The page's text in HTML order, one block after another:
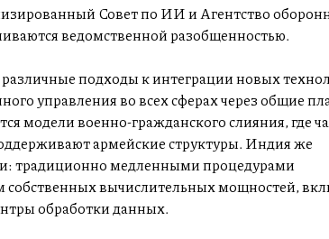
Совет по ИИ и Агентство
ведомственной разобщенностью.
подходы к интеграции новых
управления во всех сферах через общие
модели военно-гражданского слияния, где
армейские структуры. Индия же
традиционно медленными процедурами
собственных вычислительных мощностей,
обработки данных.